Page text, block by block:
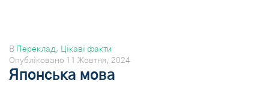
В Переклад ,
Цікаві факти
Опубліковано 11 Жовтня, 2024
Японська мова